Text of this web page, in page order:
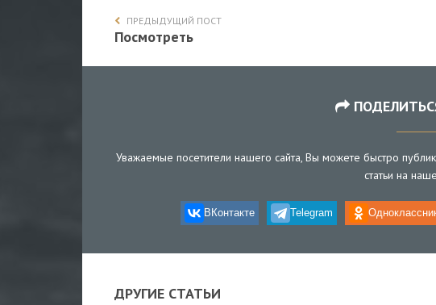
ПРЕДЫДУЩИЙ ПОСТ
Посмотреть
Уважаемые посетители нашего сайта, Вы можете быстро
статьи на
ВКонтакте Telegram
ДРУГИЕ СТАТЬИ